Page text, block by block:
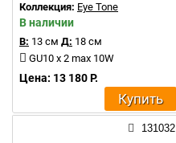
Коллекция: Eye Tone
В наличии
В: 13 см Д: 18 см
GU10 x 2 max 10W
Цена: 13 180 Р.
Купить
131032